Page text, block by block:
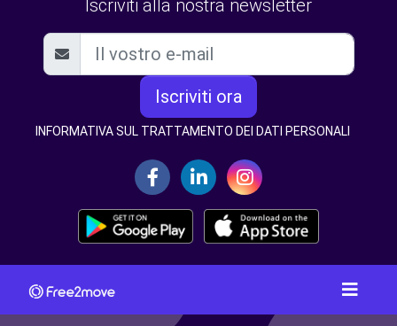
Iscriviti alla nostra newsletter
Iscriviti ora
INFORMATIVA SUL TRATTAMENTO DEI DATI PERSONALI